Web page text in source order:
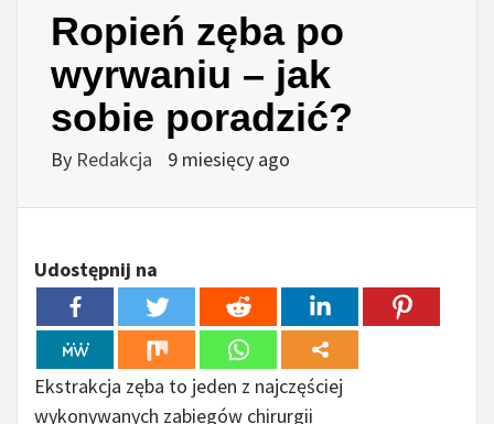
Ropień zęba po
wyrwaniu – jak
sobie poradzić?
By Redakcja 9 miesięcy ago
Udostępnij na
Ekstrakcja zęba to jeden z najczęściej
wykonywanych zabiegów chirurgii